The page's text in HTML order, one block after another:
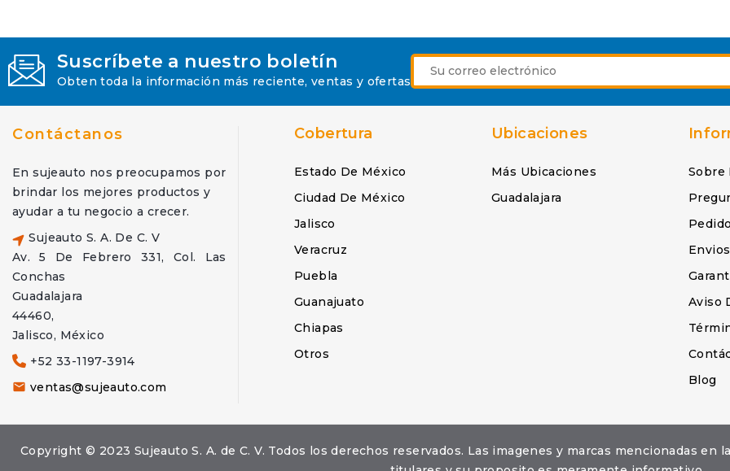
Suscríbete a nuestro boletín
Obten toda la información más reciente, ventas y ofertas
Contáctanos
En sujeauto nos preocupamos por
brindar los mejores productos y
ayudar a tu negocio a crecer.
Sujeauto S. A. De C. V
Av. 5 De Febrero 331, Col. Las
Conchas
Guadalajara
44460,
Jalisco, México
+52 33-1197-3914
 ventas@sujeauto.com
Cobertura
Estado De México
Ciudad De México
Jalisco
Veracruz
Puebla
Guanajuato
Chiapas
Otros
Ubicaciones
Más Ubicaciones
Guadalajara
Sobre
Envios
Aviso
Blog
Copyright © 2023 Sujeauto S. A. de C. V. Todos los derechos reservados. Las imagenes y marcas mencionadas